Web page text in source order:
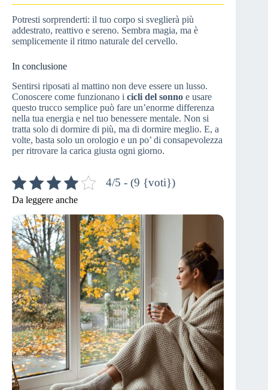
Potresti sorprenderti: il tuo corpo si sveglierà più
addestrato, reattivo e sereno. Sembra magia, ma è
semplicemente il ritmo naturale del cervello.
In conclusione
Sentirsi riposati al mattino non deve essere un lusso.
Conoscere come funzionano i cicli del sonno e usare
questo trucco semplice può fare un’enorme differenza
nella tua energia e nel tuo benessere mentale. Non si
tratta solo di dormire di più, ma di dormire meglio. E, a
volte, basta solo un orologio e un po’ di consapevolezza
per ritrovare la carica giusta ogni giorno.
4/5 - (9 {voti})
Da leggere anche